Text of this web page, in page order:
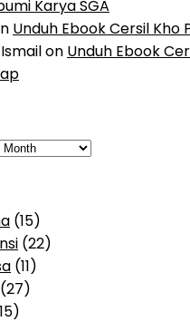
Karya SGA
Unduh Ebook Cersil Kho
on Unduh Ebook
(15)
(22)
(11)
(27)